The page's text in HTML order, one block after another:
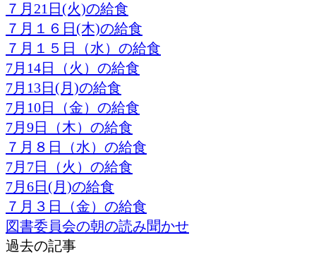
７月21日(火)の給食
７月１６日(木)の給食
７月１５日（水）の給食
7月14日（火）の給食
7月13日(月)の給食
7月10日（金）の給食
7月9日（木）の給食
７月８日（水）の給食
7月7日（火）の給食
7月6日(月)の給食
７月３日（金）の給食
図書委員会の朝の読み聞かせ
過去の記事